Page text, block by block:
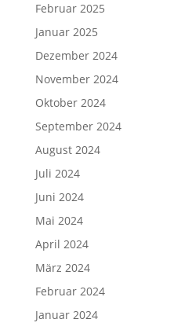
Februar 2025
Januar 2025
Dezember 2024
November 2024
Oktober 2024
September 2024
August 2024
Juli 2024
Juni 2024
Mai 2024
April 2024
März 2024
Februar 2024
Januar 2024